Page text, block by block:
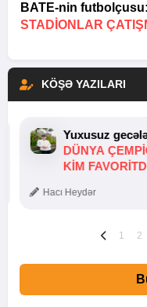
BATE-nin futbolçusu:
STADIONLAR
KÖŞƏ YAZILARI
Yuxusuz
DÜNYA
KIM
Hacı Heydər
1 2